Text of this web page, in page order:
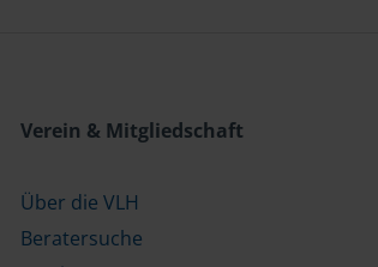
Verein & Mitgliedschaft
Über die VLH
Beratersuche